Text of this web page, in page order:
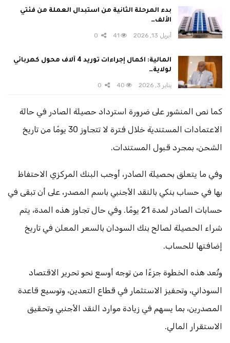
بدء المرحلة الثانية من استبدال العملة من فئتي
الألف…
أبريل 13, 2026 41
المالية: اكمال إجراءات توريد 4 آلاف محول كهربائي
لولاية…
يناير 3, 2026 40
كما نص المنشور على ضرورة استرداد حصيلة الصادر في حالة
الاعتمادات المستندية خلال فترة لا تتجاوز 30 يومًا من تاريخ
الشحن، بمجرد قبول المستندات.
وفي ما يتعلق بحصيلة الصادر، أوجب البنك المركزي الاحتفاظ
بها في حساب بنكي بالنقد الأجنبي باسم المصدر، على أن تبقى في
حسابات الصادر لمدة 21 يومًا. وفي حال تجاوز هذه المدة، يتم
شراء الحصيلة لصالح بنك السودان بالسعر المعلن في تاريخ
إضافتها للحساب.
وتُعد هذه الخطوة جزءًا من توجه أوسع نحو تحرير الاقتصاد
السوداني، وتحفيز الاستثمار في قطاع التعدين، وتوسيع قاعدة
المصدرين، بما يسهم في زيادة موارد النقد الأجنبي وتحقيق
الاستقرار المالي.